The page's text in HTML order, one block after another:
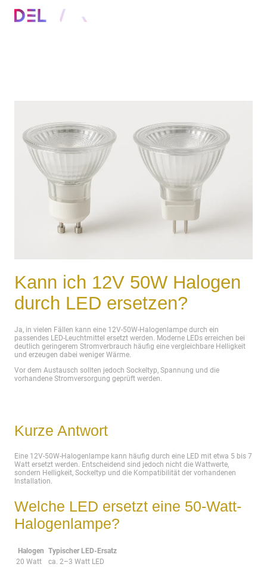
Kann ich 12V 50W Halogen
durch LED ersetzen?
Ja, in vielen Fällen kann eine 12V-50W-Halogenlampe durch ein
passendes LED-Leuchtmittel ersetzt werden. Moderne LEDs erreichen bei
deutlich geringerem Stromverbrauch häufig eine vergleichbare Helligkeit
und erzeugen dabei weniger Wärme.
Vor dem Austausch sollten jedoch Sockeltyp, Spannung und die
vorhandene Stromversorgung geprüft werden.
Kurze Antwort
Eine 12V-50W-Halogenlampe kann häufig durch eine LED mit etwa 5 bis 7
Watt ersetzt werden. Entscheidend sind jedoch nicht die Wattwerte,
sondern Helligkeit, Sockeltyp und die Kompatibilität der vorhandenen
Installation.
Welche LED ersetzt eine 50-Watt-
Halogenlampe?
Halogen Typischer LED-Ersatz
20 Watt
ca. 2–3 Watt LED